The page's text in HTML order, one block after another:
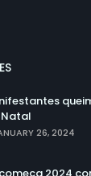
26, 2024